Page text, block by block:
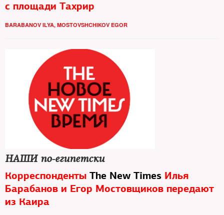
с площади Тахрир
BARABANOV ILYA, MOSTOVSHCHIKOV EGOR
НАШИ по-египетски
Корреспонденты The New Times Илья
Барабанов и Егор Мостовщиков передают
из Каира